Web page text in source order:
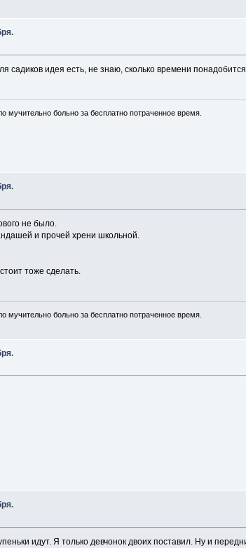
садиков идея есть, не знаю, сколько времени
мучительно больно за бесплатно потраченное время.
не было.
и прочей хрени школьной.
тоже сделать.
мучительно больно за бесплатно потраченное время.
идут. Я только девчонок двоих поставил. Ну и